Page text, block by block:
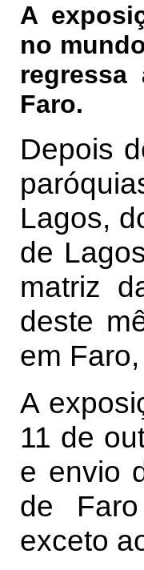
A
no
Faro.
Depois
Lagos,
de
matriz
deste
em
A
11 de
e envio
de
exceto